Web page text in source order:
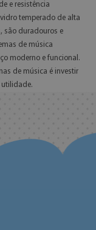
e resistência
temperado de alta
são duradouros e
de música
moderno e funcional.
de música é investir
utilidade.